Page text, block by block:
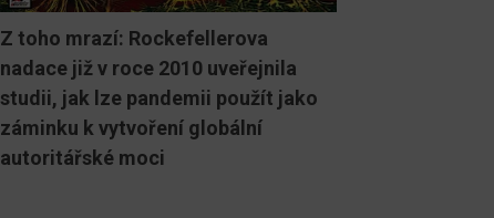
Z toho mrazí: Rockefellerova
nadace již v roce 2010 uveřejnila
studii, jak lze pandemii použít jako
záminku k vytvoření globální
autoritářské moci